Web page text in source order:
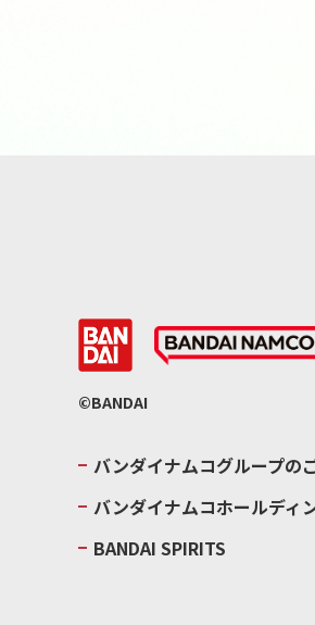
©BANDAI
バンダイナムコグループの
バンダイナムコホールディ
BANDAI SPIRITS